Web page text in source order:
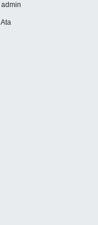
admin
Ata